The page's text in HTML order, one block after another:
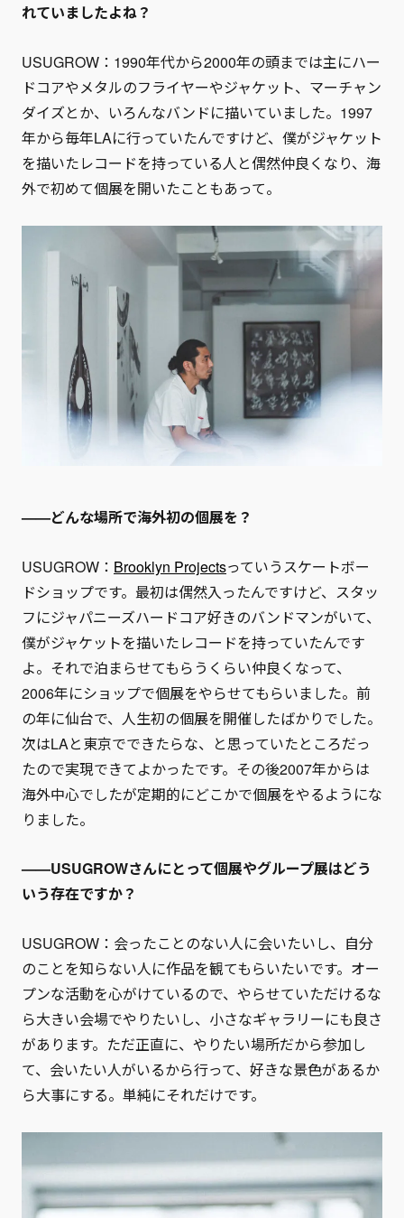
れていましたよね？
USUGROW：1990年代から2000年の頭までは主にハー
ドコアやメタルのフライヤーやジャケット、マーチャン
ダイズとか、いろんなバンドに描いていました。1997
年から毎年LAに行っていたんですけど、僕がジャケット
を描いたレコードを持っている人と偶然仲良くなり、海
外で初めて個展を開いたこともあって。
——どんな場所で海外初の個展を？
USUGROW： Brooklyn Projectsっていうスケートボー
ドショップです。最初は偶然入ったんですけど、スタッ
フにジャパニーズハードコア好きのバンドマンがいて、
僕がジャケットを描いたレコードを持っていたんです
よ。それで泊まらせてもらうくらい仲良くなって、
2006年にショップで個展をやらせてもらいました。前
の年に仙台で、人生初の個展を開催したばかりでした。
次はLAと東京でできたらな、と思っていたところだっ
たので実現できてよかったです。その後2007年からは
海外中心でしたが定期的にどこかで個展をやるようにな
りました。
——USUGROWさんにとって個展やグループ展はどう
いう存在ですか？
USUGROW：会ったことのない人に会いたいし、自分
のことを知らない人に作品を観てもらいたいです。オー
プンな活動を心がけているので、やらせていただけるな
ら大きい会場でやりたいし、小さなギャラリーにも良さ
があります。ただ正直に、やりたい場所だから参加し
て、会いたい人がいるから行って、好きな景色があるか
ら大事にする。単純にそれだけです。